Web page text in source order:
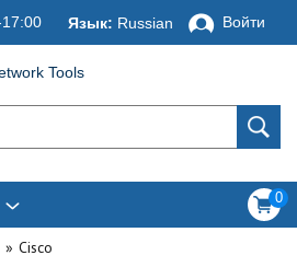
Язык: Russian Войти
0
Cisco